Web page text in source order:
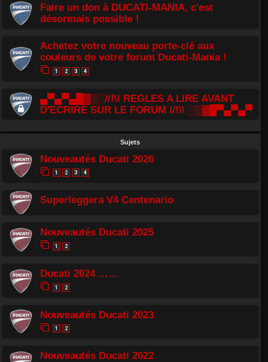
Faire un don à DUCATI-MANIA, c'est
désormais possible !
Achetez votre nouveau porte-clé aux
couleurs de votre forum Ducati-Mania !
1 2 3 4
▄▀▄▀▄█▓▒░//!\\ REGLES A LIRE AVANT
D'ECRIRE SUR LE FORUM //!\\ ░▒▓█▀▄▀▄▀
Sujets
Nouveautés Ducati 2026
1 2 3 4
Superleggera V4 Centenario
Nouveautés Ducati 2025
1 2
Ducati 2024 ……
1 2
Nouveautés Ducati 2023
1 2
Nouveautés Ducati 2022